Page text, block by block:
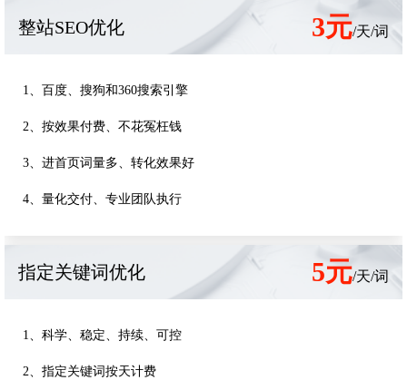
整站SEO优化 3元/天/词
1、百度、搜狗和360搜索引擎
2、按效果付费、不花冤枉钱
3、进首页词量多、转化效果好
4、量化交付、专业团队执行
指定关键词优化 5元/天/词
1、科学、稳定、持续、可控
2、指定关键词按天计费